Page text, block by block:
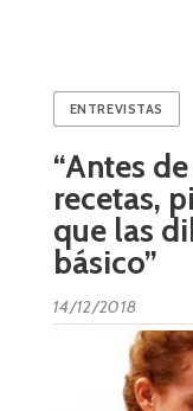
ENTREVISTAS
“Antes
recetas,
que las
básico”
14/12/2018